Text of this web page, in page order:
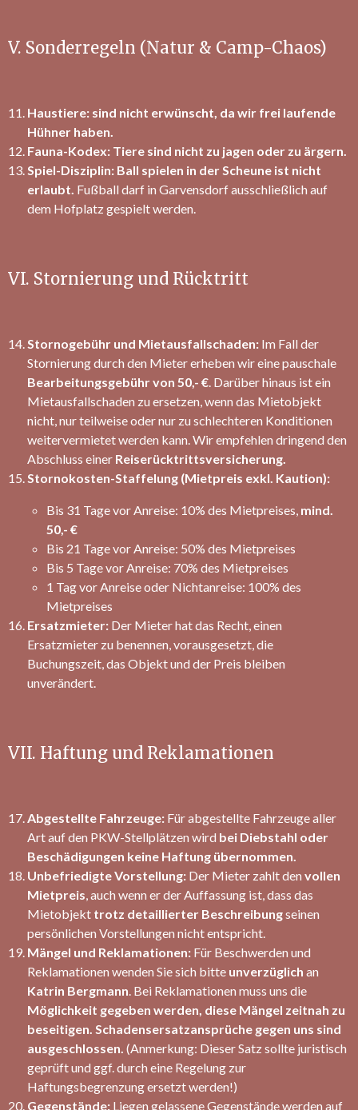
V. Sonderregeln (Natur & Camp-Chaos)
Haustiere: sind nicht erwünscht, da wir frei laufende
Hühner haben.
Fauna-Kodex: Tiere sind nicht zu jagen oder zu ärgern.
Spiel-Disziplin: Ball spielen in der Scheune ist nicht
erlaubt. Fußball darf in Garvensdorf ausschließlich auf
dem Hofplatz gespielt werden.
VI. Stornierung und Rücktritt
Stornogebühr und Mietausfallschaden: Im Fall der
Stornierung durch den Mieter erheben wir eine pauschale
Bearbeitungsgebühr von 50,- €. Darüber hinaus ist ein
Mietausfallschaden zu ersetzen, wenn das Mietobjekt
nicht, nur teilweise oder nur zu schlechteren Konditionen
weitervermietet werden kann. Wir empfehlen dringend den
Abschluss einer Reiserücktrittsversicherung.
Stornokosten-Staffelung (Mietpreis exkl. Kaution):
Bis 31 Tage vor Anreise: 10% des Mietpreises, mind.
50,- €
Bis 21 Tage vor Anreise: 50% des Mietpreises
Bis 5 Tage vor Anreise: 70% des Mietpreises
1 Tag vor Anreise oder Nichtanreise: 100% des
Mietpreises
Ersatzmieter: Der Mieter hat das Recht, einen
Ersatzmieter zu benennen, vorausgesetzt, die
Buchungszeit, das Objekt und der Preis bleiben
unverändert.
VII. Haftung und Reklamationen
Abgestellte Fahrzeuge: Für abgestellte Fahrzeuge aller
Art auf den PKW-Stellplätzen wird bei Diebstahl oder
Beschädigungen keine Haftung übernommen.
Unbefriedigte Vorstellung: Der Mieter zahlt den vollen
Mietpreis, auch wenn er der Auffassung ist, dass das
Mietobjekt trotz detaillierter Beschreibungseinen
persönlichen Vorstellungen nicht entspricht.
Mängel und Reklamationen: Für Beschwerden und
Reklamationen wenden Sie sich bitte unverzüglich an
Katrin Bergmann. Bei Reklamationen muss uns die
Möglichkeit gegeben werden, diese Mängel zeitnah zu
beseitigen. Schadensersatzansprüche gegen uns sind
ausgeschlossen. (Anmerkung: Dieser Satz sollte juristisch
geprüft und ggf. durch eine Regelung zur
Haftungsbegrenzung ersetzt werden!)
Gegenstände: Liegen gelassene Gegenstände werden auf